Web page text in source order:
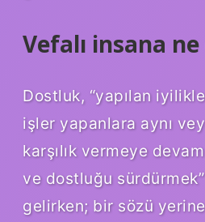
Vefalı insana
Dostluk, “yapılan
işler yapanlara aynı
karşılık vermeye
ve dostluğu
gelirken; bir sözü